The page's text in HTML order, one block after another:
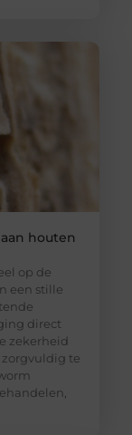
houten
op de
een stille
direct
zekerheid
zorgvuldig te